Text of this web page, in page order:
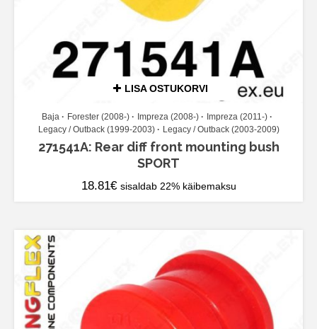
LISA OSTUKORVI
Baja Forester (2008-) Impreza (2008-)
Impreza (2011-)
Legacy / Outback (1999-2003)
Legacy / Outback (2003-2009)
271541A: Rear diff front mounting bush
SPORT
18.81€ sisaldab 22% käibemaksu